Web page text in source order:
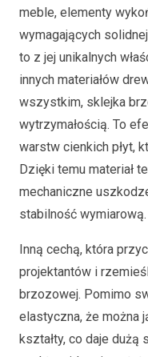
meble, elementy
wymagających
to z jej unikalnych
innych materiałów
wszystkim, sklejka
wytrzymałością. To
warstw cienkich płyt,
Dzięki temu materiał
mechaniczne
stabilność wymiarową.
Inną cechą, która
projektantów i
brzozowej. Pomimo
elastyczna, że można
kształty, co daje dużą